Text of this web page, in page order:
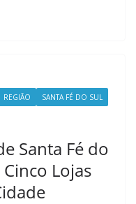
REGIÃO SANTA FÉ DO SUL
Santa Fé do
Lojas